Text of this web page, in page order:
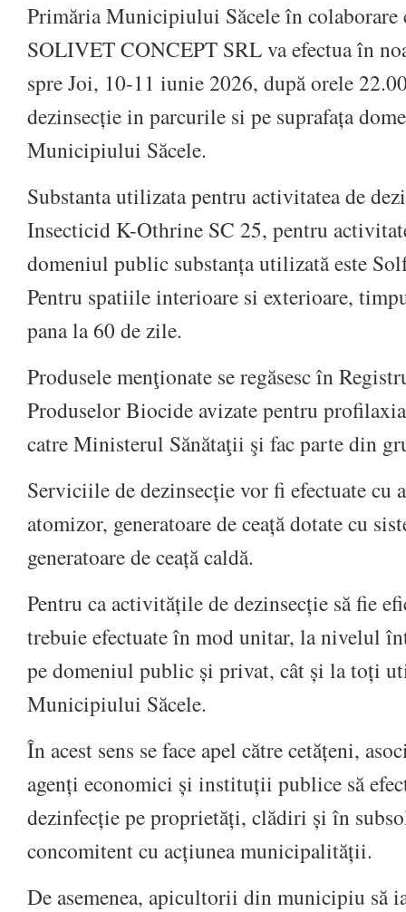
Primăria Municipiului Săcele în colaborare
SOLIVET CONCEPT SRL va efectua în
spre Joi, 10-11 iunie 2026, după orele
dezinsecție in parcurile si pe suprafața
Municipiului Săcele.
Substanta utilizata pentru activitatea de
Insecticid K-Othrine SC 25, pentru
domeniul public substanța utilizată este
Pentru spatiile interioare si exterioare,
pana la 60 de zile.
Produsele menţionate se regăsesc în
Produselor Biocide avizate pentru
catre Ministerul Sănătaţii şi fac parte din
Serviciile de dezinsecție vor fi efectuate cu
atomizor, generatoare de ceață dotate cu
generatoare de ceață caldă.
Pentru ca activitățile de dezinsecție să fie
trebuie efectuate în mod unitar, la nivelul
pe domeniul public și privat, cât și la toți
Municipiului Săcele.
În acest sens se face apel către cetățeni,
agenți economici și instituții publice să
dezinfecție pe proprietăți, clădiri și în
concomitent cu acțiunea municipalității.
De asemenea, apicultorii din municipiu să